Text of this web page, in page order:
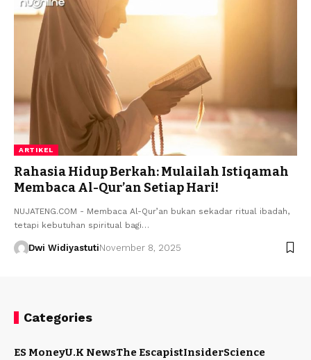
ARTIKEL
Rahasia Hidup Berkah: Mulailah Istiqamah
Membaca Al-Qur’an Setiap Hari!
NUJATENG.COM - Membaca Al-Qur’an bukan sekadar ritual ibadah,
tetapi kebutuhan spiritual bagi…
Dwi WidiyastutiNovember 8, 2025
Categories
ES MoneyU.K NewsThe EscapistInsiderScience